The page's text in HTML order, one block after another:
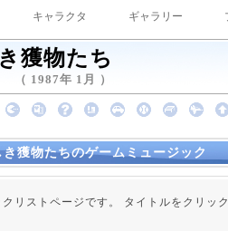
キャラクタ ギャラリー
獲物たち
（ 1987年 1月 ）
き獲物たちのゲームミュージック
クリストページです。 タイトルをクリッ